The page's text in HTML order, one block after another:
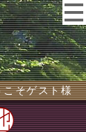
こそゲスト様